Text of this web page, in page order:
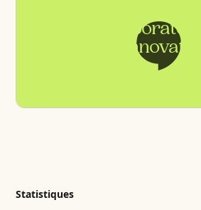
Laboratoire
d'innovation
Statistiques